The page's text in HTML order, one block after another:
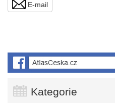
E-mail
Kategorie